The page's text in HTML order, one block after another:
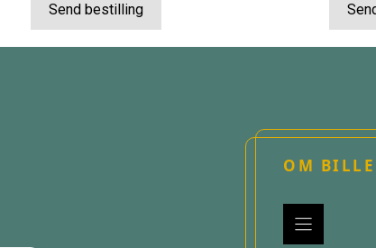
Send bestilling
OM